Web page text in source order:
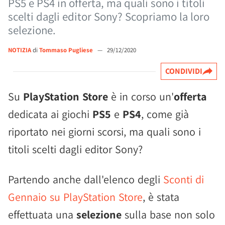
PS5 e PS4 in offerta, ma quali sono i titoli
scelti dagli editor Sony? Scopriamo la loro
selezione.
NOTIZIAdi Tommaso Pugliese — 29/12/2020
CONDIVIDI
Su PlayStation Store è in corso un'offerta
dedicata ai giochi PS5 e PS4, come già
riportato nei giorni scorsi, ma quali sono i
titoli scelti dagli editor Sony?
Partendo anche dall'elenco degli Sconti di
Gennaio su PlayStation Store, è stata
effettuata una selezione sulla base non solo